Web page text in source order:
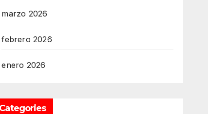
marzo 2026
febrero 2026
enero 2026
Categories